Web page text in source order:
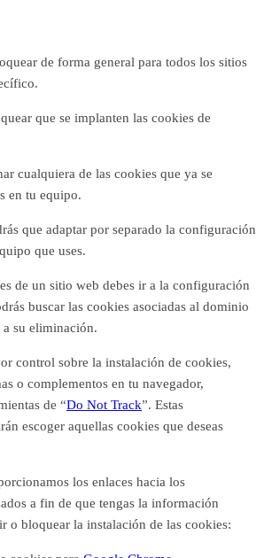
de forma general para todos los sitios
que se implanten las cookies de
cualquiera de las cookies que ya se
en tu equipo.
que adaptar por separado la configuración
que uses.
de un sitio web debes ir a la configuración
buscar las cookies asociadas al dominio
su eliminación.
control sobre la instalación de cookies,
o complementos en tu navegador,
de “Do Not Track”. Estas
escoger aquellas cookies que deseas
los enlaces hacia los
a fin de que tengas la información
o bloquear la instalación de las cookies: